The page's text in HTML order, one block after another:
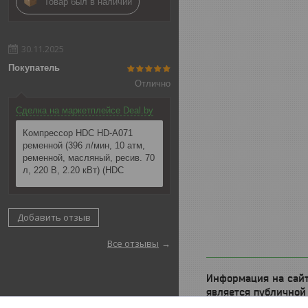
30.11.2025
Покупатель
Отлично
Сделка на маркетплейсе Deal.by
Компрессор HDC HD-A071
ременной (396 л/мин, 10 атм,
ременной, масляный, ресив. 70
л, 220 В, 2.20 кВт) (HDC
Добавить отзыв
Все отзывы
Информация на
является публичной